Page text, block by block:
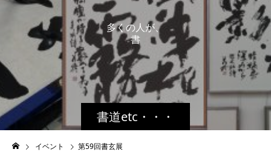
書道etc・・・
多くの人が、
書道
イベント 第59回書玄展